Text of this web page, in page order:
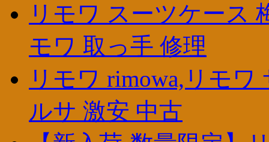
リモワ スーツケース
モワ 取っ手 修理
リモワ rimowa,リモ
ルサ 激安 中古